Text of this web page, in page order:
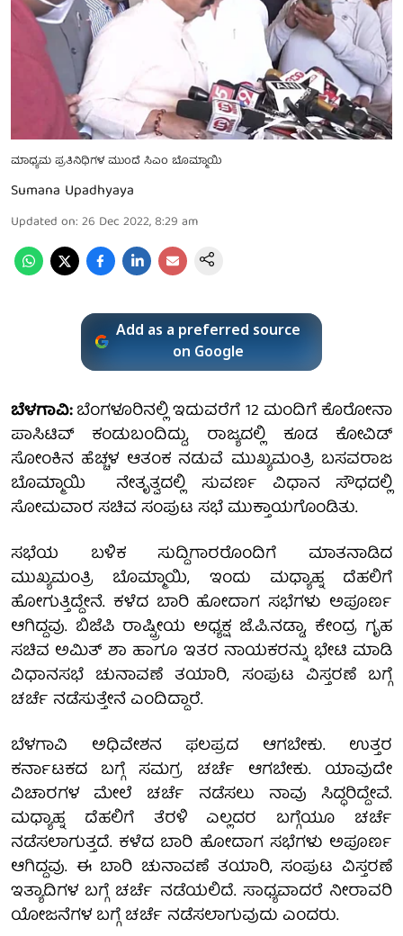
ಮಾಧ್ಯಮ ಪ್ರತಿನಿಧಿಗಳ ಮುಂದೆ ಸಿಎಂ ಬೊಮ್ಮಾಯಿ
Sumana Upadhyaya
Updated on: 26 Dec 2022, 8:29 am
Add as a preferred source
on Google
ಬೆಳಗಾವಿ:ಬೆಂಗಳೂರಿನಲ್ಲಿ ಇದುವರೆಗೆ 12 ಮಂದಿಗೆ ಕೊರೋನಾ
ಪಾಸಿಟಿವ್ ಕಂಡುಬಂದಿದ್ದು, ರಾಜ್ಯದಲ್ಲಿ ಕೂಡ ಕೋವಿಡ್
ಸೋಂಕಿನ ಹೆಚ್ಚಳ ಆತಂಕ ನಡುವೆ ಮುಖ್ಯಮಂತ್ರಿ ಬಸವರಾಜ
ಬೊಮ್ಮಾಯಿ ನೇತೃತ್ವದಲ್ಲಿ ಸುವರ್ಣ ವಿಧಾನ ಸೌಧದಲ್ಲಿ
ಸೋಮವಾರ ಸಚಿವ ಸಂಪುಟ ಸಭೆ ಮುಕ್ತಾಯಗೊಂಡಿತು.
ಸಭೆಯ ಬಳಿಕ ಸುದ್ದಿಗಾರರೊಂದಿಗೆ ಮಾತನಾಡಿದ
ಮುಖ್ಯಮಂತ್ರಿ ಬೊಮ್ಮಾಯಿ, ಇಂದು ಮಧ್ಯಾಹ್ನ ದೆಹಲಿಗೆ
ಹೋಗುತ್ತಿದ್ದೇನೆ. ಕಳೆದ ಬಾರಿ ಹೋದಾಗ ಸಭೆಗಳು ಅಪೂರ್ಣ
ಆಗಿದ್ದವು. ಬಿಜೆಪಿ ರಾಷ್ಟ್ರೀಯ ಅಧ್ಯಕ್ಷ ಜೆ.ಪಿ.ನಡ್ಡಾ, ಕೇಂದ್ರ ಗೃಹ
ಸಚಿವ ಅಮಿತ್ ಶಾ ಹಾಗೂ ಇತರ ನಾಯಕರನ್ನು ಭೇಟಿ ಮಾಡಿ
ವಿಧಾನಸಭೆ ಚುನಾವಣೆ ತಯಾರಿ, ಸಂಪುಟ ವಿಸ್ತರಣೆ ಬಗ್ಗೆ
ಚರ್ಚೆ ನಡೆಸುತ್ತೇನೆ ಎಂದಿದ್ದಾರೆ.
ಬೆಳಗಾವಿ ಅಧಿವೇಶನ ಫಲಪ್ರದ ಆಗಬೇಕು. ಉತ್ತರ
ಕರ್ನಾಟಕದ ಬಗ್ಗೆ ಸಮಗ್ರ ಚರ್ಚೆ ಆಗಬೇಕು. ಯಾವುದೇ
ವಿಚಾರಗಳ ಮೇಲೆ ಚರ್ಚೆ ನಡೆಸಲು ನಾವು ಸಿದ್ಧರಿದ್ದೇವೆ.
ಮಧ್ಯಾಹ್ನ ದೆಹಲಿಗೆ ತೆರಳಿ ಎಲ್ಲದರ ಬಗ್ಗೆಯೂ ಚರ್ಚೆ
ನಡೆಸಲಾಗುತ್ತದೆ. ಕಳೆದ ಬಾರಿ ಹೋದಾಗ ಸಭೆಗಳು ಅಪೂರ್ಣ
ಆಗಿದ್ದವು. ಈ ಬಾರಿ ಚುನಾವಣೆ ತಯಾರಿ, ಸಂಪುಟ ವಿಸ್ತರಣೆ
ಇತ್ಯಾದಿಗಳ ಬಗ್ಗೆ ಚರ್ಚೆ ನಡೆಯಲಿದೆ. ಸಾಧ್ಯವಾದರೆ ನೀರಾವರಿ
ಯೋಜನೆಗಳ ಬಗ್ಗೆ ಚರ್ಚೆ ನಡೆಸಲಾಗುವುದು ಎಂದರು.